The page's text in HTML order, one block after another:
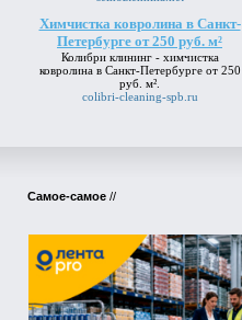
Химчистка ковролина в Санкт-
Петербурге от 250 руб. м²
Колибри клининг - химчистка
ковролина в Санкт-Петербурге от 250
руб. м²
colibri-cleaning-spb.ru
Самое-самое //